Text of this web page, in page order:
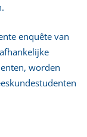
enquête van
worden